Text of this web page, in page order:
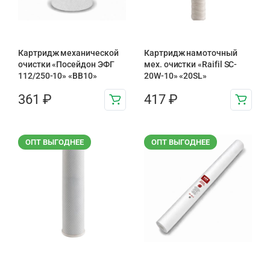
Картридж механической
очистки «Посейдон ЭФГ
112/250-10» «ВВ10»
361 ₽
Картридж намоточный
мех. очистки «Raifil SC-
20W-10» «20SL»
417 ₽
ОПТ ВЫГОДНЕЕ ОПТ ВЫГОДНЕЕ